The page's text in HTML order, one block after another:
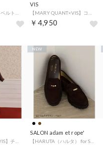
VIS
￥4,950
SALON adam et rope'
NEW